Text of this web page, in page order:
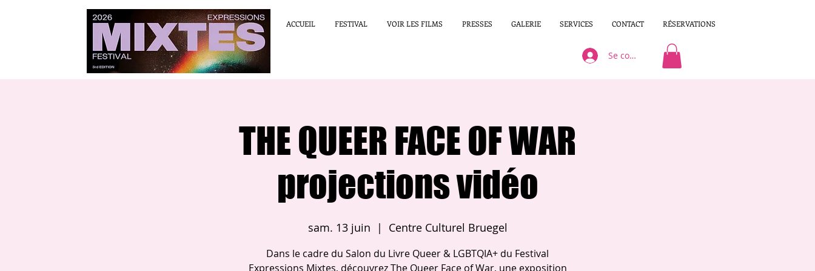
ACCUEIL FESTIVAL VOIR LES FILMS PRESSES GALERIE SERVICES CONTACT RÉSERVATIONS
Se connecter
THE QUEER FACE OF WAR
projections vidéo
sam. 13 juin
  |
Centre Culturel Bruegel
Dans le cadre du Salon du Livre Queer & LGBTQIA+ du Festival
Expressions Mixtes, découvrez The Queer Face of War, une exposition